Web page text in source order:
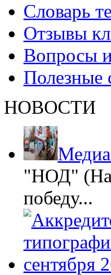
Словарь
Отзывы
Вопросы
Полезные
НОВОСТИ
"НОД"
победу...